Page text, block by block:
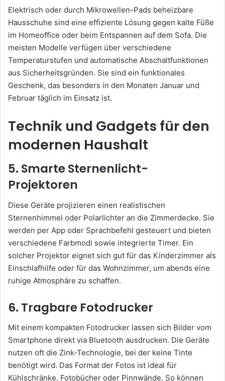
Elektrisch oder durch Mikrowellen-Pads beheizbare
Hausschuhe sind eine effiziente Lösung gegen kalte Füße
im Homeoffice oder beim Entspannen auf dem Sofa. Die
meisten Modelle verfügen über verschiedene
Temperaturstufen und automatische Abschaltfunktionen
aus Sicherheitsgründen. Sie sind ein funktionales
Geschenk, das besonders in den Monaten Januar und
Februar täglich im Einsatz ist.
Technik und Gadgets für den
modernen Haushalt
5. Smarte Sternenlicht-
Projektoren
Diese Geräte projizieren einen realistischen
Sternenhimmel oder Polarlichter an die Zimmerdecke. Sie
werden per App oder Sprachbefehl gesteuert und bieten
verschiedene Farbmodi sowie integrierte Timer. Ein
solcher Projektor eignet sich gut für das Kinderzimmer als
Einschlafhilfe oder für das Wohnzimmer, um abends eine
ruhige Atmosphäre zu schaffen.
6. Tragbare Fotodrucker
Mit einem kompakten Fotodrucker lassen sich Bilder vom
Smartphone direkt via Bluetooth ausdrucken. Die Geräte
nutzen oft die Zink-Technologie, bei der keine Tinte
benötigt wird. Das Format der Fotos ist ideal für
Kühlschränke, Fotobücher oder Pinnwände. So können